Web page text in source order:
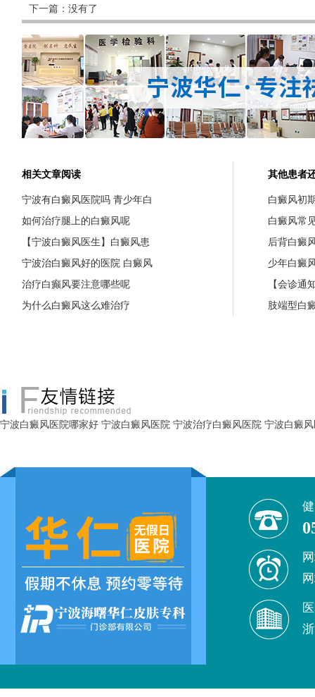
下一篇：没有了
相关文章阅读
宁波有白癜风医院吗 青少年白
如何治疗腿上的白癜风呢
【宁波白癜风医生】白癜风患
宁波治白癜风好的医院 白癜风
治疗白癫风要注意哪些呢
为什么白癜风这么难治疗
其他患者
白癜风初
白癜风常
后背白癜
少年白癜
【会诊通
肢端型白
宁波白癜风医院哪家好 宁波白癜风医院 宁波治疗白癜风医院 宁波白癜